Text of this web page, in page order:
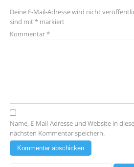
Deine E-Mail-Adresse wird nicht
sind mit* markiert
Kommentar*
Name, E-Mail-Adresse und Website in
nächsten Kommentar speichern.